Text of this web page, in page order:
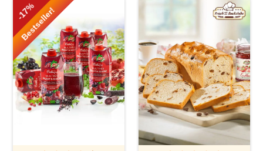
-17%
Bestseller!